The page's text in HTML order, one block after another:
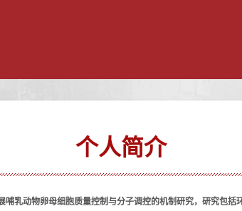
个人简介
乳动物卵母细胞质量控制与分子调控的机制研究， 研究包括